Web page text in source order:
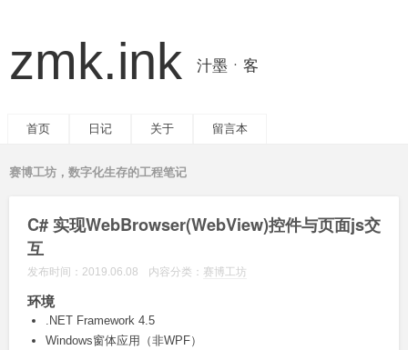
zmk.ink 汁墨ㆍ客
首页 日记 关于 留言本
赛博工坊，数字化生存的工程笔记
C# 实现WebBrowser(WebView)控件与页面js交
互
发布时间： 2019.06.08 内容分类： 赛博工坊
环境
.NET Framework 4.5
Windows窗体应用（非WPF）